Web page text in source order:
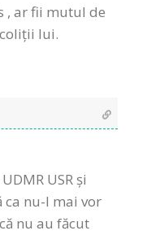
, ar fii mutul de
lui.
USR și
ca nu-l mai vor
nu au făcut